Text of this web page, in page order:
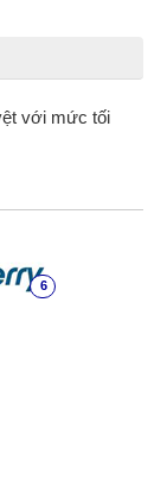
với mức tối
6